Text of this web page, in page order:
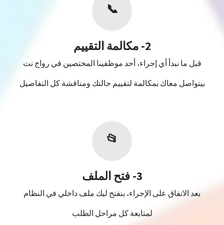
📞
2- مكالمة التقييم
قبل ما نبدأ أي إجراء، أحد موظفينا المختصين في رواج نت
بيتواصل معاك بمكالمة لتقييم حالتك ومناقشة كل التفاصيل
📂
3- فتح الملف
بعد الاتفاق على الإجراء، بنفتح ليك ملف داخلي في النظام
لمتابعة كل مراحل الطلب